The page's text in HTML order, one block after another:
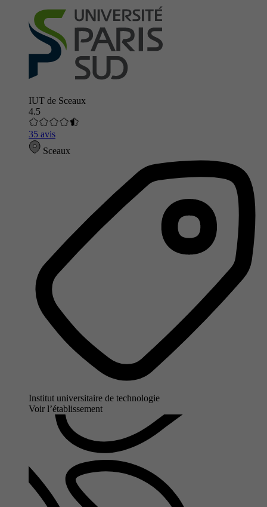
IUT de Sceaux
4.5
35 avis
Sceaux
Institut universitaire de technologie
Voir l’établissement